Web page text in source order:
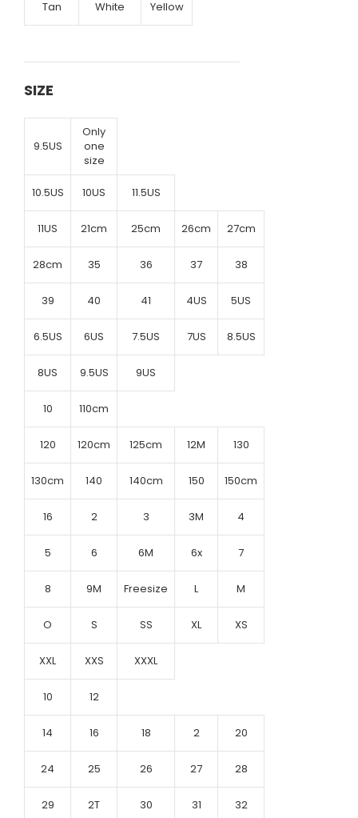
Tan White Yellow
SIZE
9.5US
Only
one
size
10.5US 10US 11.5US
11US 21cm 25cm 26cm 27cm
28cm 35 36 37 38
39 40 41 4US 5US
6.5US 6US 7.5US 7US 8.5US
8US 9.5US 9US
10 110cm
120 120cm 125cm 12M 130
130cm 140 140cm 150 150cm
16 2 3 3M 4
5 6 6M 6x 7
8 9M Freesize L M
O S SS XL XS
XXL XXS XXXL
10 12
14 16 18 2 20
24 25 26 27 28
29 2T 30 31 32